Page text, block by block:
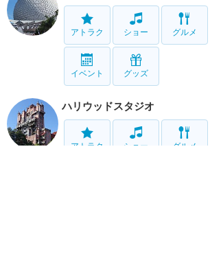
アトラク ショー グルメ
イベント グッズ
ハリウッドスタジオ
アトラク ショー グルメ